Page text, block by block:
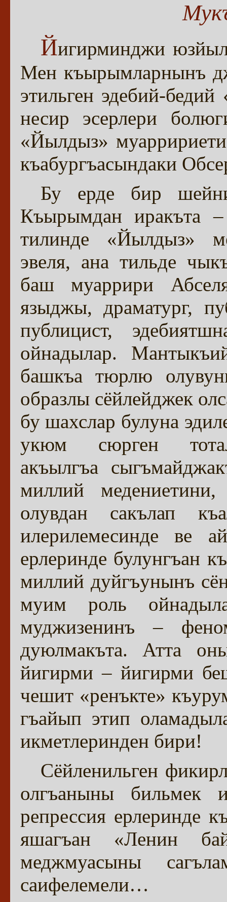
Йигирминджи
Мен къырымларнынъ
этильген эдебий-
несир эсерлери
«Йылдыз»
къабургъасындаки
Бу ерде бир
Къырымдан иракъта
тилинде «Йылдыз»
эвеля, ана тильде
баш муаррири
языджы, драматург,
публицист,
ойнадылар.
башкъа тюрлю
образлы сёйлейджек
бу шахслар булуна
укюм сюрген
акъылгъа
миллий
олувдан сакълап
илерилемесинде ве
ерлеринде булунгъан
миллий дуйгъунынъ
муим роль
муджизенинъ –
дуюлмакъта. Атта
йигирми – йигирми
чешит «ренъкте»
гъайып этип
икметлеринден бири!
Сёйленильген
олгъаныны бильмек
репрессия ерлеринде
яшагъан «Ленин
меджмуасыны
саифелемели…